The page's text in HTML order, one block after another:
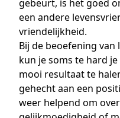
gebeurt, is het goed
een andere
vriendelijkheid.
Bij de beoefening
kun je soms te hard
mooi resultaat te
gehecht aan een
weer helpend om